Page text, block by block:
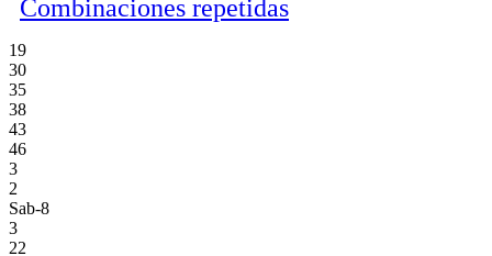
Combinaciones repetidas
19
30
35
38
43
46
3
2
Sab-8
3
22